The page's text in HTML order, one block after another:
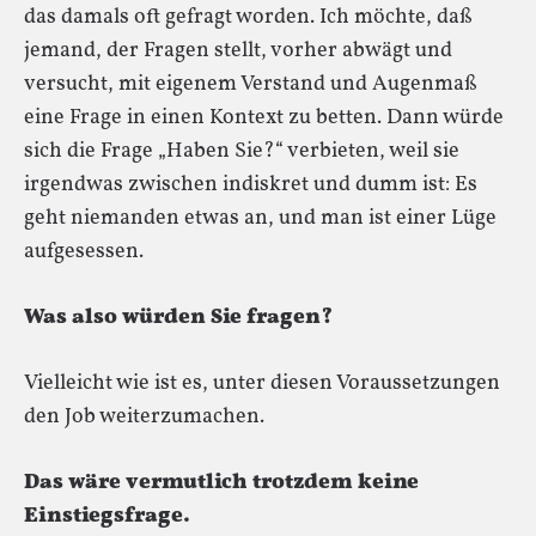
das damals oft gefragt worden. Ich möchte, daß
jemand, der Fragen stellt, vorher abwägt und
versucht, mit eigenem Verstand und Augenmaß
eine Frage in einen Kontext zu betten. Dann würde
sich die Frage „Haben Sie?“ verbieten, weil sie
irgendwas zwischen indiskret und dumm ist: Es
geht niemanden etwas an, und man ist einer Lüge
aufgesessen.
Was also würden Sie fragen?
Vielleicht wie ist es, unter diesen Voraussetzungen
den Job weiterzumachen.
Das wäre vermutlich trotzdem keine
Einstiegsfrage.